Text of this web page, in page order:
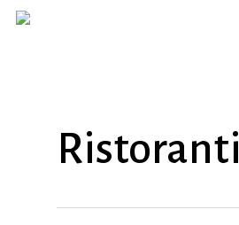
Skip
Ristoranti